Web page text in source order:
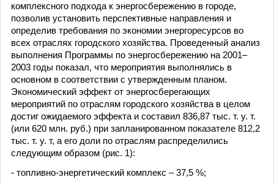
комплексного подхода к энергосбережению в городе,
позволив установить перспективные направления и
определив требования по экономии энергоресурсов во
всех отраслях городского хозяйства. Проведенный анализ
выполнения Программы по энергосбережению на 2001–
2003 годы показал, что мероприятия выполнялись в
основном в соответствии с утвержденным планом.
Экономический эффект от энергосберегающих
мероприятий по отраслям городского хозяйства в целом
достиг ожидаемого эффекта и составил 836,87 тыс. т. у. т.
(или 620 млн. руб.) при запланированном показателе 812,2
тыс. т. у. т, а его доли по отраслям распределились
следующим образом (рис. 1):
- топливно-энергетический комплекс – 37,5 %;